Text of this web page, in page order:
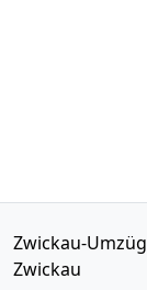
Zwickau-
Zwickau